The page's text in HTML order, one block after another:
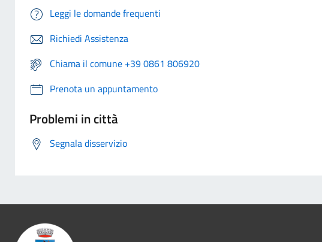
Leggi le domande frequenti
Richiedi Assistenza
Chiama il comune +39 0861 806920
Prenota un appuntamento
Problemi in città
Segnala disservizio